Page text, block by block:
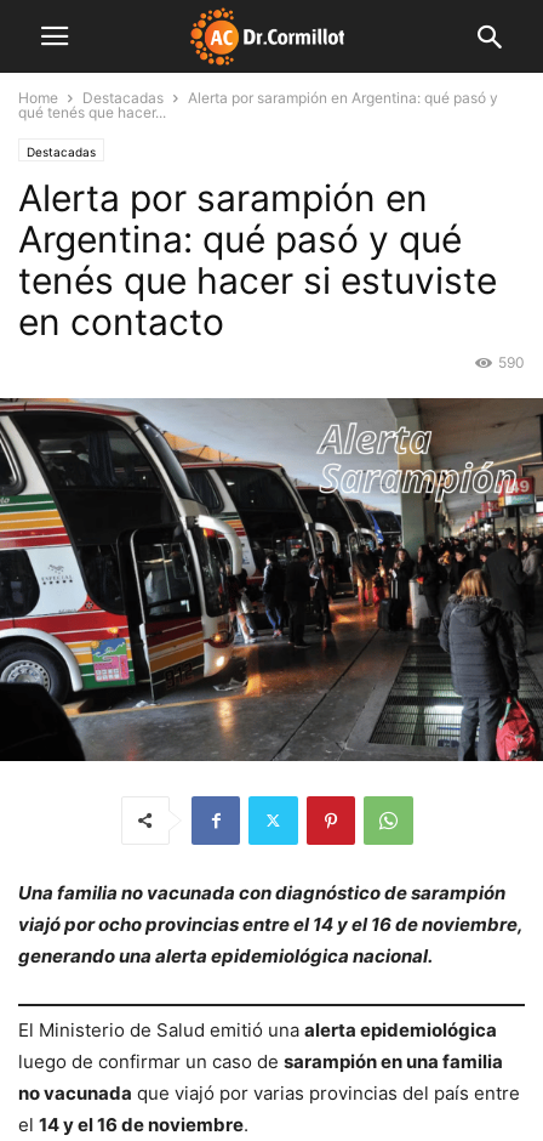
Home Destacadas
Alerta por sarampión en Argentina: qué pasó y
qué tenés que hacer...
Destacadas
Alerta por sarampión en
Argentina: qué pasó y qué
tenés que hacer si estuviste
en contacto
590
Una familia no vacunada con diagnóstico de sarampión
viajó por ocho provincias entre el 14 y el 16 de noviembre,
generando una alerta epidemiológica nacional.
El Ministerio de Salud emitió una alerta epidemiológica
luego de confirmar un caso de sarampión en una familia
no vacunada que viajó por varias provincias del país entre
el 14 y el 16 de noviembre.